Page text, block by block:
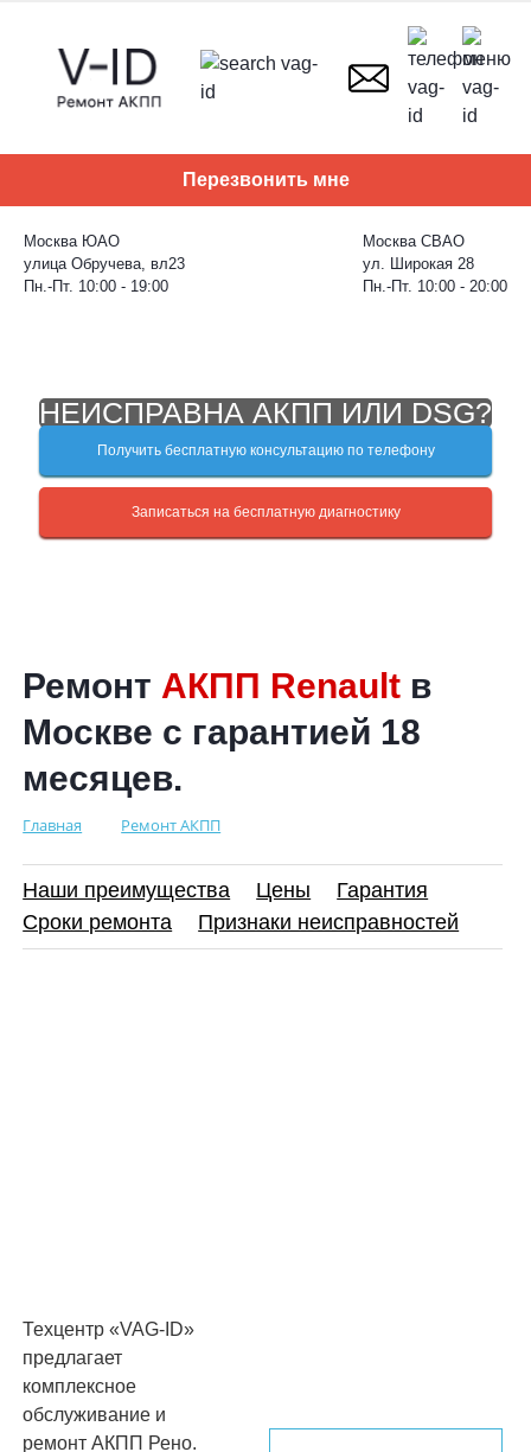
Перезвонить мне
Москва ЮАО
улица Обручева, вл23
Пн.-Пт. 10:00 - 19:00
Москва СВАО
ул. Широкая 28
Пн.-Пт. 10:00 - 20:00
НЕИСПРАВНА АКПП ИЛИ DSG?
Получить бесплатную консультацию по телефону
Записаться на бесплатную диагностику
Ремонт АКПП Renault в
Москве с гарантией 18
месяцев.
Главная Ремонт АКПП
Наши преимущества Цены
Гарантия
Сроки ремонта
Признаки неисправностей
Техцентр «VAG-ID»
предлагает
комплексное
обслуживание и
ремонт АКПП Рено.